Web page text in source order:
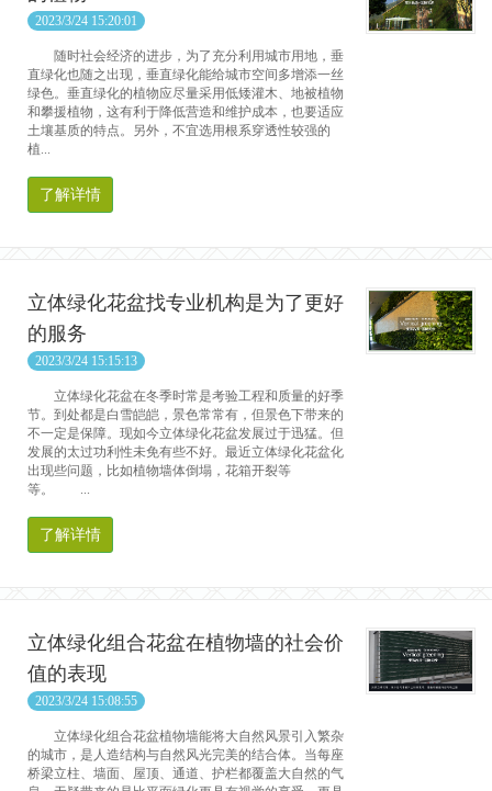
2023/3/24 15:20:01
随时社会经济的进步，为了充分利用城市用地，垂
直绿化也随之出现，垂直绿化能给城市空间多增添一丝
绿色。垂直绿化的植物应尽量采用低矮灌木、地被植物
和攀援植物，这有利于降低营造和维护成本，也要适应
土壤基质的特点。另外，不宜选用根系穿透性较强的
植...
了解详情
立体绿化花盆找专业机构是为了更好
的服务
2023/3/24 15:15:13
立体绿化花盆在冬季时常是考验工程和质量的好季
节。到处都是白雪皑皑，景色常常有，但景色下带来的
不一定是保障。现如今立体绿化花盆发展过于迅猛。但
发展的太过功利性未免有些不好。最近立体绿化花盆化
出现些问题，比如植物墙体倒塌，花箱开裂等
等。 ...
了解详情
立体绿化组合花盆在植物墙的社会价
值的表现
2023/3/24 15:08:55
立体绿化组合花盆植物墙能将大自然风景引入繁杂
的城市，是人造结构与自然风光完美的结合体。当每座
桥梁立柱、墙面、屋顶、通道、护栏都覆盖大自然的气